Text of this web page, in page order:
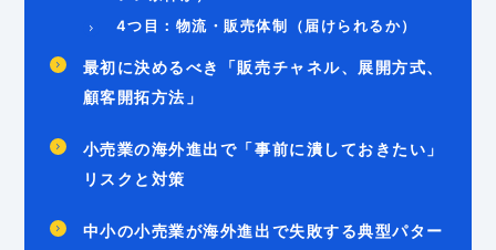
4つ目：物流・販売体制（届けられるか）
最初に決めるべき「販売チャネル、展開方式、
顧客開拓方法」
小売業の海外進出で「事前に潰しておきたい」
リスクと対策
中小の小売業が海外進出で失敗する典型パター